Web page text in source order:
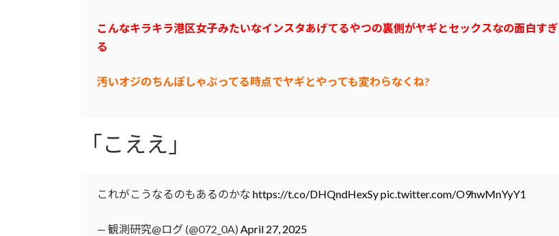
こんなキラキラ港区女子みたいなインスタあげてるやつの裏側がヤギとセックスなの面白すぎ
る
汚いオジのちんぽしゃぶってる時点でヤギとやっても変わらなくね?
「こええ」
これがこうなるのもあるのかな https://t.co/DHQndHexSypic.twitter.com/O9hwMnYyY1
— 観測研究@ログ (@072_0A) April 27, 2025